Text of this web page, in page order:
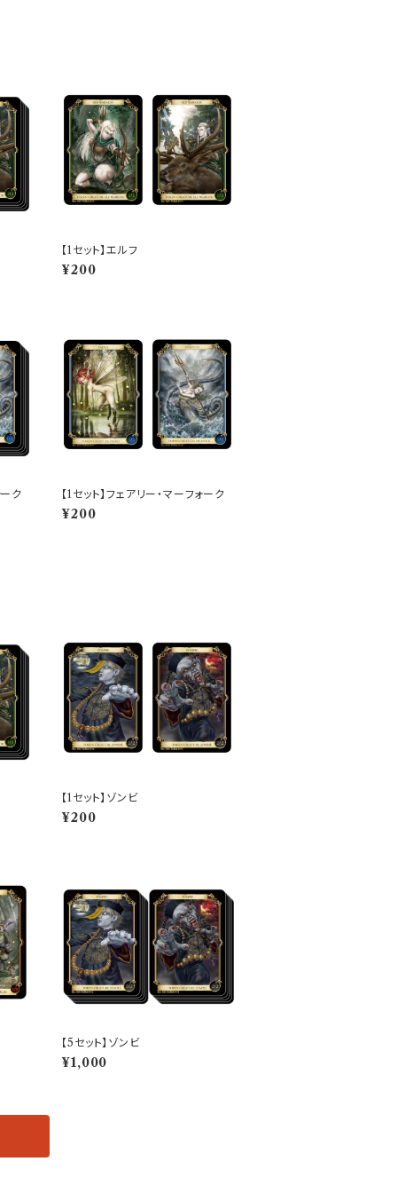
【1セット】エルフ
¥200
ーク 【1セット】フェアリー・マーフォーク
¥200
【1セット】ゾンビ
¥200
【5セット】ゾンビ
¥1,000